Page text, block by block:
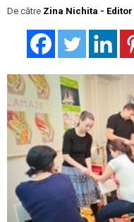
De către Zina Nichita - Editor